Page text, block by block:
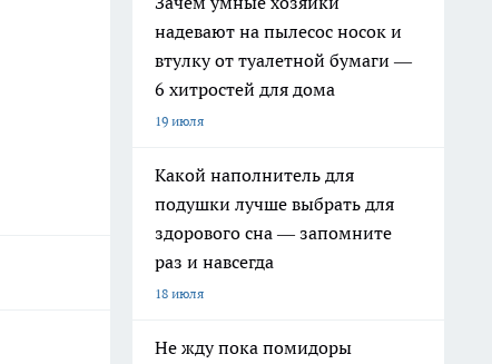
надевают на пылесос носок и
втулку от туалетной бумаги —
6 хитростей для дома
19 июля
Какой наполнитель для
подушки лучше выбрать для
здорового сна — запомните
раз и навсегда
18 июля
Не жду пока помидоры